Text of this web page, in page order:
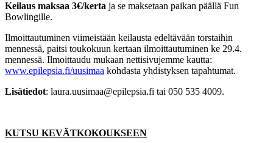
Keilaus maksaa 3€/kerta ja se maksetaan paikan päällä Fun
Bowlingille.
Ilmoittautuminen viimeistään keilausta edeltävään torstaihin
mennessä, paitsi toukokuun kertaan ilmoittautuminen ke 29.4.
mennessä. Ilmoittaudu mukaan nettisivujemme kautta:
www.epilepsia.fi/uusimaa kohdasta yhdistyksen tapahtumat.
Lisätiedot: laura.uusimaa@epilepsia.fi tai 050 535 4009.
KUTSU KEVÄTKOKOUKSEEN